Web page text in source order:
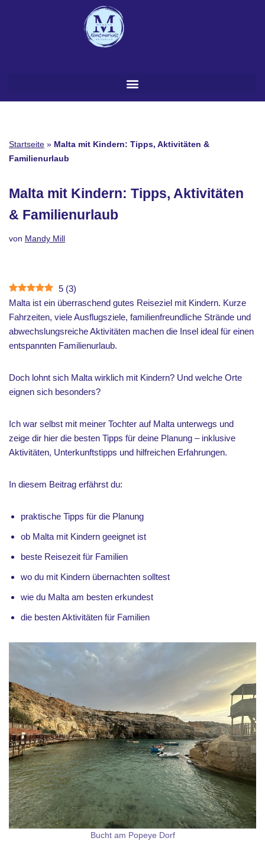
Startseite » Malta mit Kindern: Tipps, Aktivitäten &
Familienurlaub
Malta mit Kindern: Tipps, Aktivitäten
& Familienurlaub
von Mandy Mill
5 (3)
Malta ist ein überraschend gutes Reiseziel mit Kindern. Kurze
Fahrzeiten, viele Ausflugsziele, familienfreundliche Strände und
abwechslungsreiche Aktivitäten machen die Insel ideal für einen
entspannten Familienurlaub.
Doch lohnt sich Malta wirklich mit Kindern? Und welche Orte
eignen sich besonders?
Ich war selbst mit meiner Tochter auf Malta unterwegs und
zeige dir hier die besten Tipps für deine Planung – inklusive
Aktivitäten, Unterkunftstipps und hilfreichen Erfahrungen.
In diesem Beitrag erfährst du:
praktische Tipps für die Planung
ob Malta mit Kindern geeignet ist
beste Reisezeit für Familien
wo du mit Kindern übernachten solltest
wie du Malta am besten erkundest
die besten Aktivitäten für Familien
Bucht am Popeye Dorf